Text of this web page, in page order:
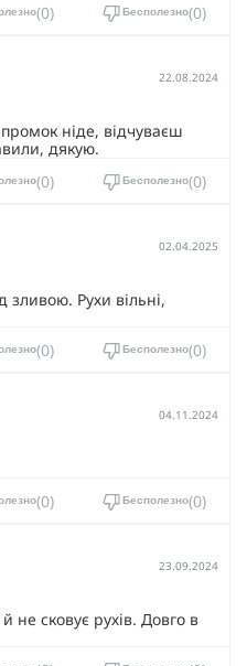
0 Бесполезно 0
22.08.2024
ніде, відчуваєш
дякую.
0 Бесполезно 0
02.04.2025
зливою. Рухи вільні,
0 Бесполезно 0
04.11.2024
0 Бесполезно 0
23.09.2024
не сковує рухів. Довго в